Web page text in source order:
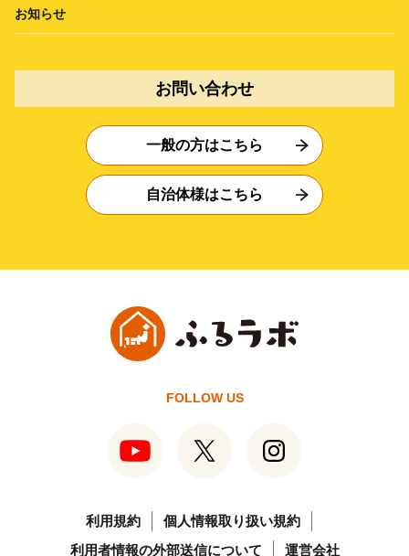
お知らせ
お問い合わせ
一般の方はこちら
自治体様はこちら
FOLLOW US
利用規約
個人情報取り扱い規約
利用者情報の外部送信について
運営会社